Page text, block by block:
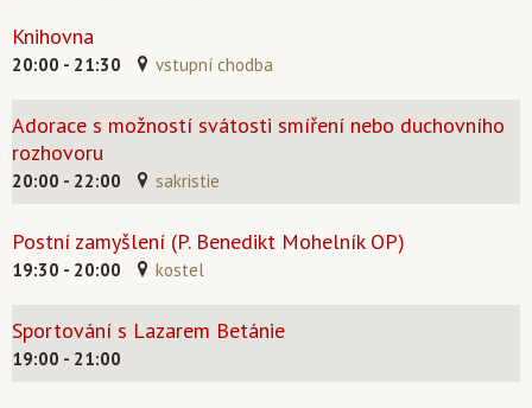
Knihovna
20:00 - 21:30 vstupní chodba
Adorace s možností svátosti smíření nebo duchovního
rozhovoru
20:00 - 22:00 sakristie
Postní zamyšlení (P. Benedikt Mohelník OP)
19:30 - 20:00 kostel
Sportování s Lazarem Betánie
19:00 - 21:00